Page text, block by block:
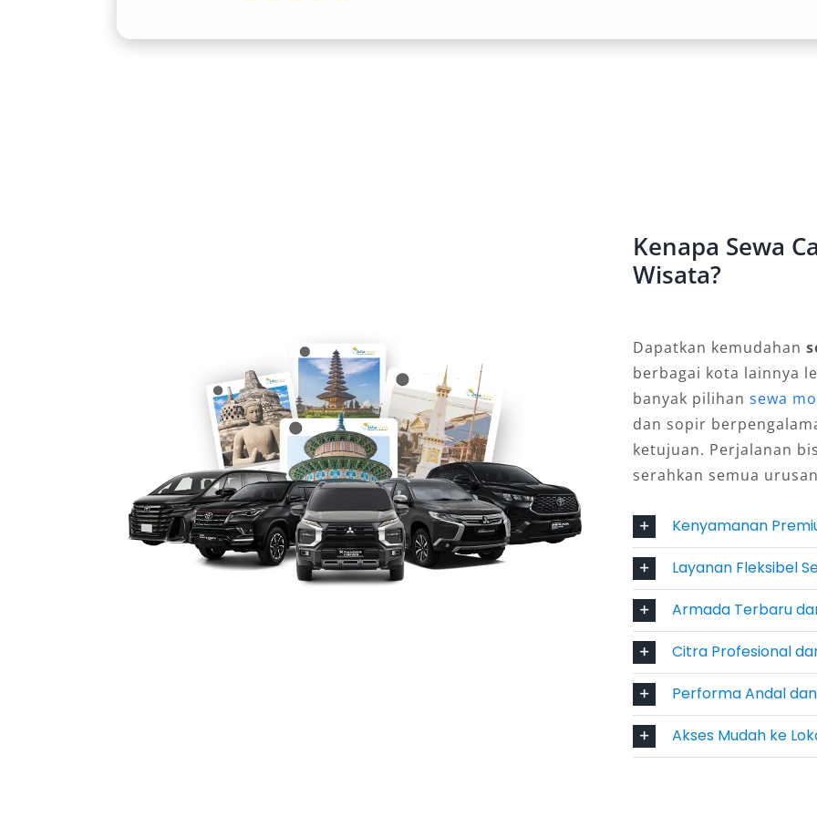
3. Layanan Fleksibel Sesuai Kebutuhan
atau rekan kerja akan menilai keseriusan dan profesionalitas dari detail
kecil, termasuk kendaraan yang digunakan. Dengan sewa mobil Camry
Cilacap, setiap pertemuan terasa lebih prestisius dan berkesan.
5. Performa Mesin Andal dan Efisiensi Bahan Bakar
Camry dikenal memiliki performa tangguh dengan mesin bertenaga
sekaligus efisien. Untuk perjalanan jarak jauh atau ke luar kota, pengguna
bisa merasakan stabilitas dan keamanan berkendara. Hal ini membuat
rental mobil Camry sangat ideal untuk kebutuhan bisnis maupun wisata
berbagai titik penting seperti pusat kota, kawasan industri, hingga destinasi
wisata dengan lebih mudah. Layanan yang terintegrasi dengan transportasi
Kenapa Sewa
Wisata?
Dapatkan kemudahan
berbagai kota lainnya
banyak pilihansewa
dan sopir
ketujuan. Perjalanan
serahkan semua
Kenyamanan
Layanan Fleksibel
Armada Terbaru
Citra Profesional
Performa Andal
Akses Mudah ke